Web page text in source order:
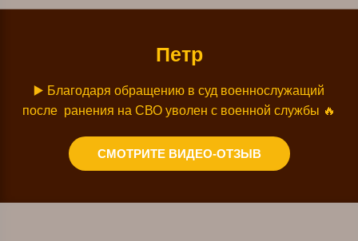
Петр
▶️ Благодаря обращению в суд военнослужащий
после ранения на СВО уволен с военной службы 🔥
СМОТРИТЕ ВИДЕО-ОТЗЫВ